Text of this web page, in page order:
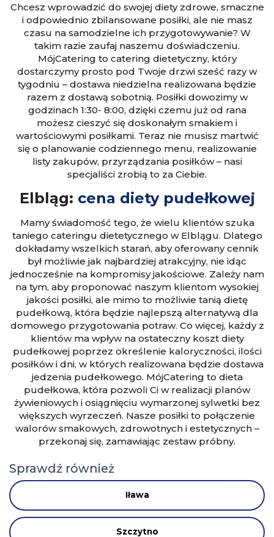
Chcesz wprowadzić do swojej diety zdrowe, smaczne
i odpowiednio zbilansowane posiłki, ale nie masz
czasu na samodzielne ich przygotowywanie? W
takim razie zaufaj naszemu doświadczeniu.
MójCatering to catering dietetyczny, który
dostarczymy prosto pod Twoje drzwi sześć razy w
tygodniu – dostawa niedzielna realizowana będzie
razem z dostawą sobotnią. Posiłki dowozimy w
godzinach 1:30- 8:00, dzięki czemu już od rana
możesz cieszyć się doskonałym smakiem i
wartościowymi posiłkami. Teraz nie musisz martwić
się o planowanie codziennego menu, realizowanie
listy zakupów, przyrządzania posiłków – nasi
specjaliści zrobią to za Ciebie.
Elbląg: cena diety pudełkowej
Mamy świadomość tego, że wielu klientów szuka
taniego cateringu dietetycznego w Elblągu. Dlatego
dokładamy wszelkich starań, aby oferowany cennik
był możliwie jak najbardziej atrakcyjny, nie idąc
jednocześnie na kompromisy jakościowe. Zależy nam
na tym, aby proponować naszym klientom wysokiej
jakości posiłki, ale mimo to możliwie tanią dietę
pudełkową, która będzie najlepszą alternatywą dla
domowego przygotowania potraw. Co więcej, każdy z
klientów ma wpływ na ostateczny koszt diety
pudełkowej poprzez określenie kaloryczności, ilości
posiłków i dni, w których realizowana będzie dostawa
jedzenia pudełkowego. MójCatering to dieta
pudełkowa, która pozwoli Ci w realizacji planów
żywieniowych i osiągnięciu wymarzonej sylwetki bez
większych wyrzeczeń. Nasze posiłki to połączenie
walorów smakowych, zdrowotnych i estetycznych –
przekonaj się, zamawiając zestaw próbny.
Sprawdź również
Iława
Szczytno